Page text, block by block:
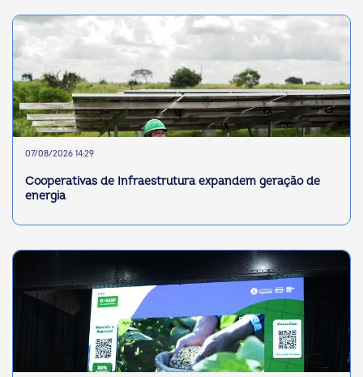
07/08/2026 14:29
Cooperativas de Infraestrutura expandem geração de
energia